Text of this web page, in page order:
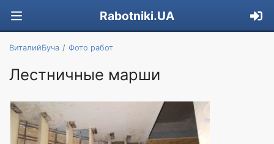
Rabotniki.UA
ВиталийБуча Фото работ
Лестничные марши